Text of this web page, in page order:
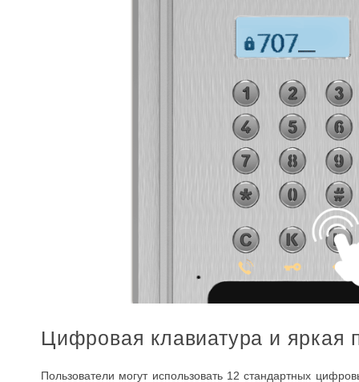
Цифровая клавиатура и яркая
Пользователи могут использовать 12 стандартных